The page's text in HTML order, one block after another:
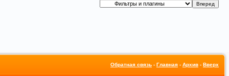
Обратная связь - Главная - Архив - Вверх